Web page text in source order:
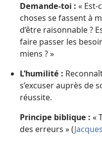
Demande-toi : « Est-
choses se fassent à
d’être raisonnable ?
faire passer les
miens ? »
L’humilité :
s’excuser auprès de
réussite.
Principe biblique : «
des erreurs » (